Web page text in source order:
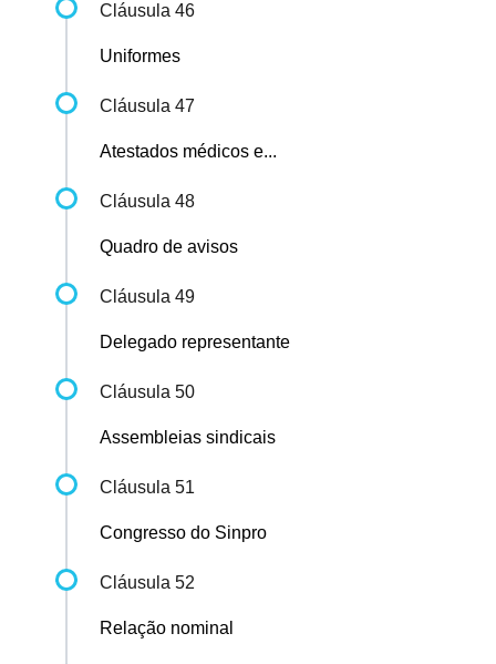
Cláusula 46
Uniformes
Cláusula 47
Atestados médicos e...
Cláusula 48
Quadro de avisos
Cláusula 49
Delegado representante
Cláusula 50
Assembleias sindicais
Cláusula 51
Congresso do Sinpro
Cláusula 52
Relação nominal